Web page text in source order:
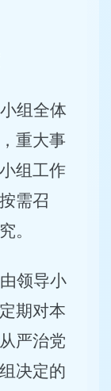
组全体
重大事
组工作
需召
。
由领导小
期对本
严治党
决定的